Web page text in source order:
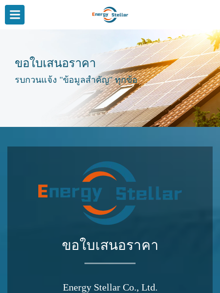
ขอใบเสนอราคา
รบกวนแจ้ง "ข้อมูลสำคัญ" ทุกข้อ
ขอใบเสนอราคา
Energy Stellar Co., Ltd.